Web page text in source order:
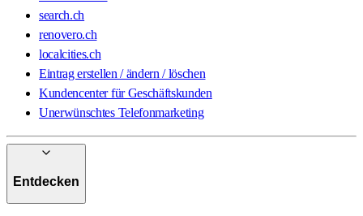
search.ch
renovero.ch
localcities.ch
Eintrag erstellen / ändern / löschen
Kundencenter für Geschäftskunden
Unerwünschtes Telefonmarketing
Entdecken